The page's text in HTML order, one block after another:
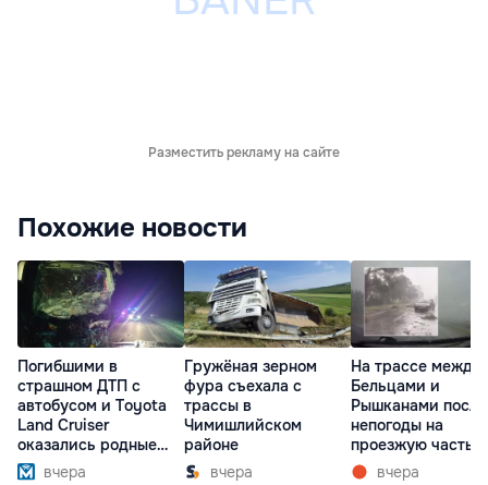
Разместить рекламу на сайте
Похожие новости
Погибшими в
страшном ДТП с
автобусом и Toyota
Land Cruiser
оказались родные
братьявчера
Гружёная зерном
фура съехала с
трассы в
Чимишлийском
районе
вчера
На трассе между
Бельцами и
Рышканами после
непогоды на
проезжую часть
упали деревья
вчера